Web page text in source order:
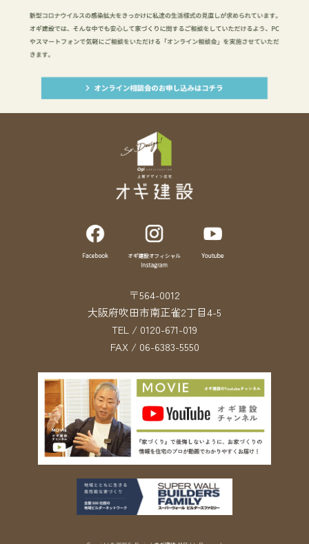
〒564-0012
大阪府吹田市南正雀2丁目4-5
TEL / 0120-671-019
FAX / 06-6383-5550